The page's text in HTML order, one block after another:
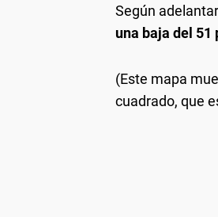
Según
una baja del 51
(Este mapa
cuadrado, que